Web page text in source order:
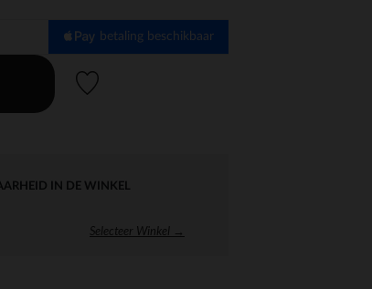
betaling beschikbaar
IN DE WINKEL
Selecteer Winkel →